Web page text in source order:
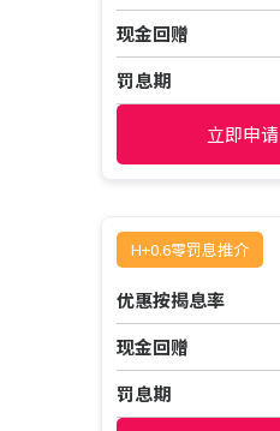
现金回赠
罚息期
立即申请
H+0.6零罚息推介
优惠按揭息率
现金回赠
罚息期